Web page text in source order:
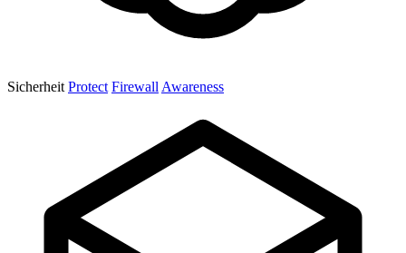
Sicherheit Protect Firewall Awareness